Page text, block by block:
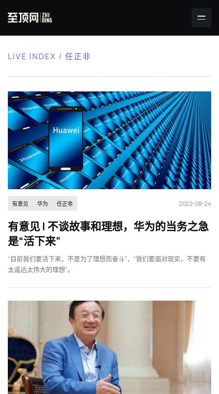
LIVE INDEX / 任正非
有意见 华为 任正非 2022-08-24
有意见 | 不谈故事和理想，华为的当务之急
是“活下来”
“目前我们要活下来，不是为了理想而奋斗”，“我们要面对现实，不要有
太遥远太伟大的理想”。